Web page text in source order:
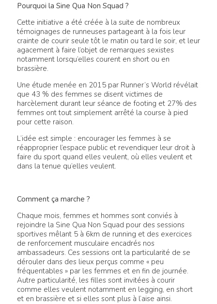
Pourquoi la Sine Qua Non Squad ?
Cette initiative a été créée à la suite de nombreux
témoignages de runneuses partageant à la fois leur
crainte de courir seule tôt le matin ou tard le soir, et leur
agacement à faire l’objet de remarques sexistes
notamment lorsqu’elles courent en short ou en
brassière.
Une étude menée en 2015 par Runner’s World révélait
que 43 % des femmes se disent victimes de
harcèlement durant leur séance de footing et 27% des
femmes ont tout simplement arrêté la course à pied
pour cette raison.
L’idée est simple : encourager les femmes à se
réapproprier l’espace public et revendiquer leur droit à
faire du sport quand elles veulent, où elles veulent et
dans la tenue qu’elles veulent.
Comment ça marche ?
Chaque mois, femmes et hommes sont conviés à
rejoindre la Sine Qua Non Squad pour des sessions
sportives mêlant 5 à 6km de running et des exercices
de renforcement musculaire encadrés nos
ambassadeurs. Ces sessions ont la particularité de se
dérouler dans des lieux perçus comme « peu
fréquentables » par les femmes et en fin de journée.
Autre particularité, les filles sont invitées à courir
comme elles veulent notamment en legging, en short
et en brassière et si elles sont plus à l’aise ainsi.